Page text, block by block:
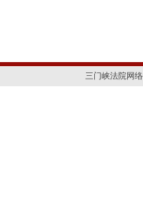
三门峡法院网